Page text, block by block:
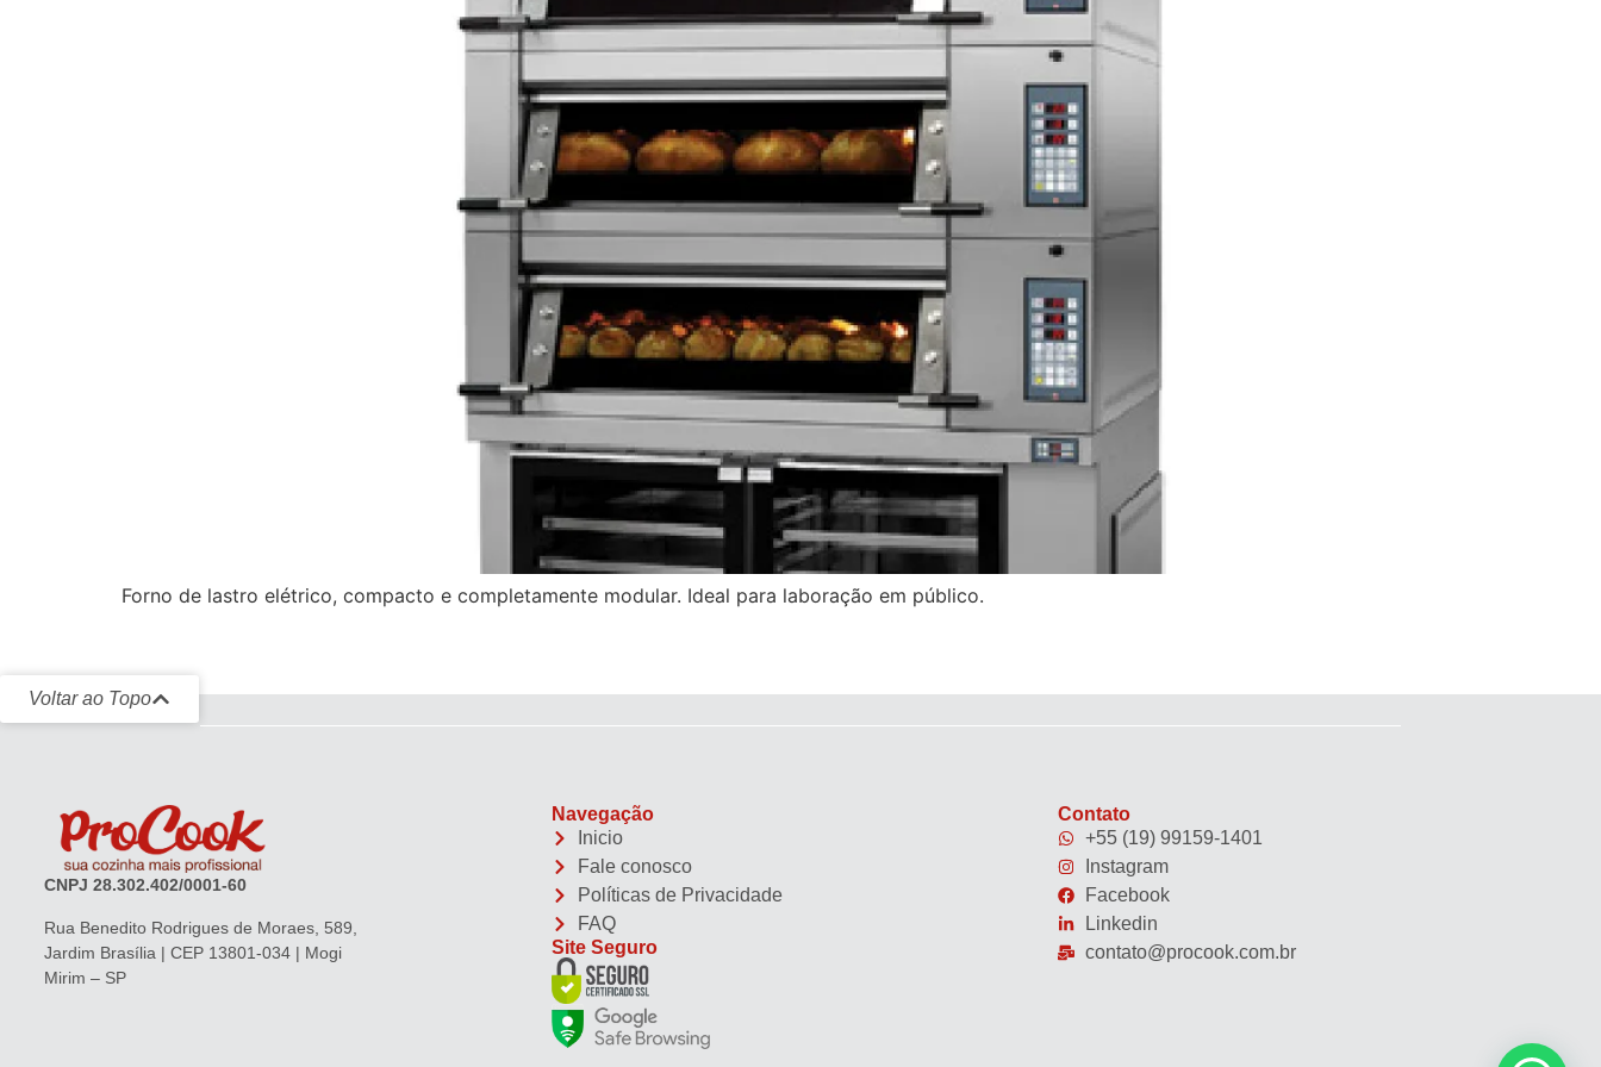
Forno de lastro elétrico, compacto e completamente modular. Ideal para laboração em público.
Voltar ao Topo
CNPJ 28.302.402/0001-60
Rua Benedito Rodrigues de Moraes, 589,
Jardim Brasília | CEP 13801-034 | Mogi
Mirim – SP
Navegação
Inicio
Fale conosco
Políticas de Privacidade
FAQ
Site Seguro
Contato
+55 (19) 99159-1401
Instagram
Facebook
Linkedin
contato@procook.com.br